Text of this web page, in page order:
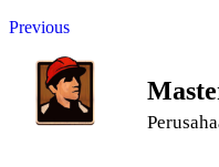
Previous